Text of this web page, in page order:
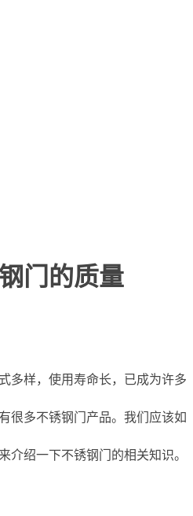
门的质量
多样，使用寿命长，已成为许多
很多不锈钢门产品。我们应该如
介绍一下不锈钢门的相关知识。